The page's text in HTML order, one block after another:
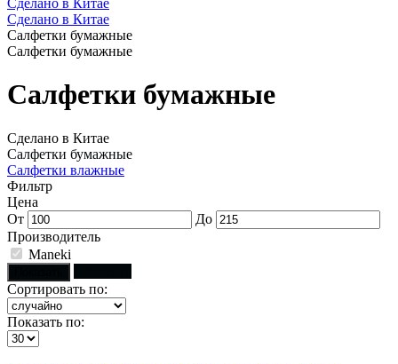
Сделано в Китае
Сделано в Китае
Салфетки бумажные
Салфетки бумажные
Салфетки бумажные
Сделано в Китае
Салфетки бумажные
Салфетки влажные
Фильтр
Цена
От
До
Производитель
Maneki
Сортировать по:
Показать по: